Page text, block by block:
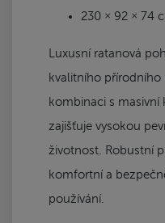
230 × 92 × 74
Luxusní ratanová
kvalitního přírodního
kombinaci s masivní
zajišťuje vysokou
životnost. Robustní
komfortní a
používání.